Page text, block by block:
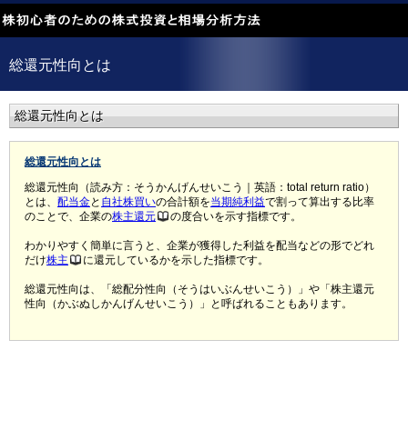
総還元性向とは
総還元性向とは
総還元性向とは
総還元性向（読み方：そうかんげんせいこう｜英語：total return ratio）
とは、 配当金と 自社株買いの合計額を当期純利益で割って算出する比率
のことで、企業の株主還元 の度合いを示す指標です。
わかりやすく簡単に言うと、企業が獲得した利益を配当などの形でどれ
だけ株主 に還元しているかを示した指標です。
総還元性向は、「総配分性向（そうはいぶんせいこう）」や「株主還元
性向（かぶぬしかんげんせいこう）」と呼ばれることもあります。